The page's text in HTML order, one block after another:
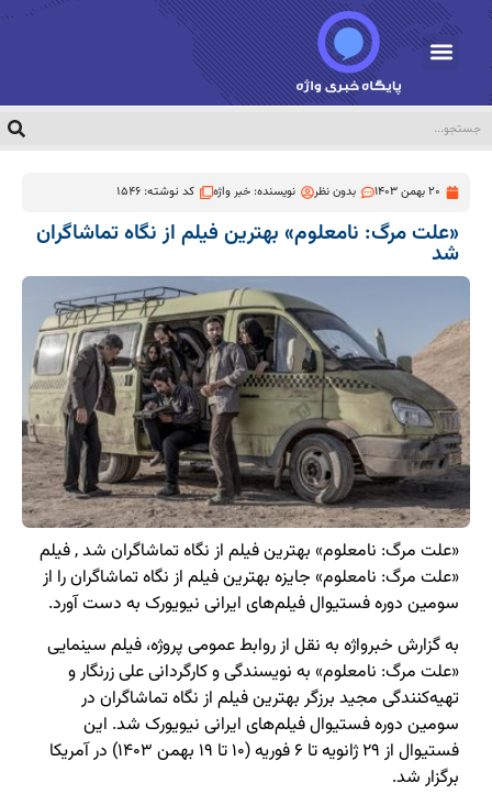
20 بهمن 1403 بدون نظر نویسنده:خبر واژه کد نوشته: 1546
«علت مرگ: نامعلوم» بهترین فیلم از نگاه تماشاگران
شد
«علت مرگ: نامعلوم» بهترین فیلم از نگاه تماشاگران شد , فیلم
«علت مرگ: نامعلوم» جایزه بهترین فیلم از نگاه تماشاگران را از
سومین دوره فستیوال فیلم‌های ایرانی نیویورک به دست آورد.
به گزارش خبرواژه به نقل از روابط عمومی پروژه، فیلم سینمایی
«علت مرگ: نامعلوم» به نویسندگی و کارگردانی علی زرنگار و
تهیه‌کنندگی مجید برزگر بهترین فیلم از نگاه تماشاگران در
سومین دوره فستیوال فیلم‌های ایرانی نیویورک شد. این
فستیوال از ۲۹ ژانویه تا ۶ فوریه (۱۰ تا ۱۹ بهمن ۱۴۰۳) در آمریکا
برگزار شد.